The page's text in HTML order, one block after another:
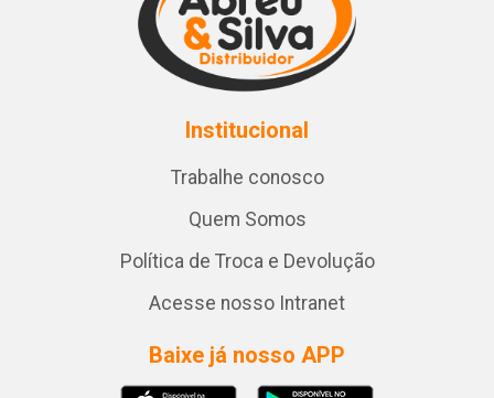
Institucional
Trabalhe conosco
Quem Somos
Política de Troca e Devolução
Acesse nosso Intranet
Baixe já nosso APP